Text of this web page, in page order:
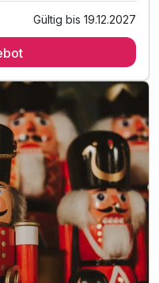
Stunden
Silbertherme
& Liegewiese
Gültig bis 19.12.2027